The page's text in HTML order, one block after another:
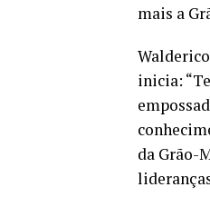
mais a
inicia:
da Grão-